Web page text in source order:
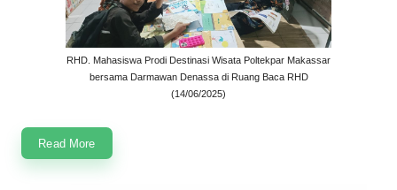
RHD. Mahasiswa Prodi Destinasi Wisata Poltekpar Makassar
bersama Darmawan Denassa di Ruang Baca RHD
(14/06/2025)
Read More